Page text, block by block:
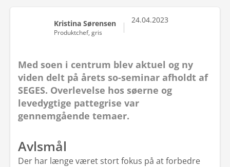
Kristina Sørensen
Produktchef, gris
24.04.2023
Med soen i centrum blev aktuel og ny
viden delt på årets so-seminar afholdt af
SEGES. Overlevelse hos søerne og
levedygtige pattegrise var
gennemgående temaer.
Avlsmål
Der har længe været stort fokus på at forbedre